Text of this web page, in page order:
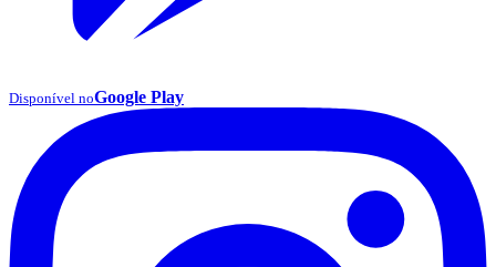
Disponível noGoogle Play